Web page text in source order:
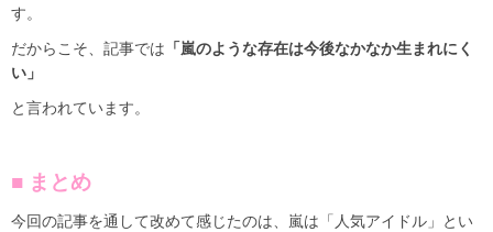
す。
だからこそ、記事では 「嵐のような存在は今後なかなか生まれにく
い」
と言われています。
■ まとめ
今回の記事を通して改めて感じたのは、嵐は「人気アイドル」とい